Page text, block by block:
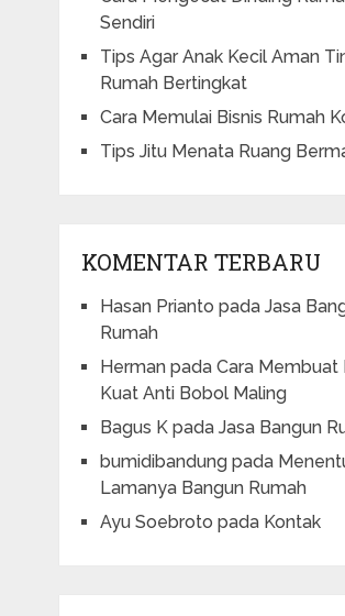
Sendiri
Tips Agar Anak Kecil Aman
Rumah Bertingkat
Cara Memulai Bisnis Rumah
Tips Jitu Menata Ruang
KOMENTAR TERBARU
Hasan Prianto pada Jasa
Rumah
Hermanpada Cara Membuat
Kuat Anti Bobol Maling
Bagus Kpada Jasa Bangun
bumidibandungpada
Lamanya Bangun Rumah
Ayu Soebroto pada Kontak